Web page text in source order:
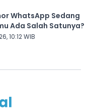
WhatsApp Sedang
Ada Salah Satunya?
10:12 WIB